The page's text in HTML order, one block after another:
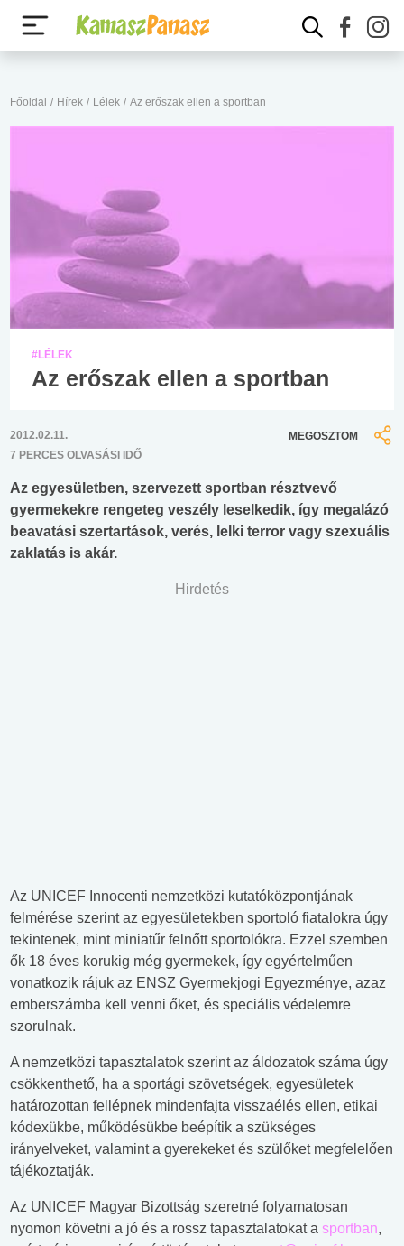
Főoldal / Hírek / Lélek / Az erőszak ellen a sportban
#LÉLEK
Az erőszak ellen a sportban
2012.02.11.
7 PERCES OLVASÁSI IDŐ
MEGOSZTOM
Az egyesületben, szervezett sportban résztvevő
gyermekekre rengeteg veszély leselkedik, így megalázó
beavatási szertartások, verés, lelki terror vagy szexuális
zaklatás is akár.
Hirdetés
Az UNICEF Innocenti nemzetközi kutatóközpontjának
felmérése szerint az egyesületekben sportoló fiatalokra úgy
tekintenek, mint miniatűr felnőtt sportolókra. Ezzel szemben
ők 18 éves korukig még gyermekek, így egyértelműen
vonatkozik rájuk az ENSZ Gyermekjogi Egyezménye, azaz
emberszámba kell venni őket, és speciális védelemre
szorulnak.
A nemzetközi tapasztalatok szerint az áldozatok száma úgy
csökkenthető, ha a sportági szövetségek, egyesületek
határozottan fellépnek mindenfajta visszaélés ellen, etikai
kódexükbe, működésükbe beépítik a szükséges
irányelveket, valamint a gyerekeket és szülőket megfelelően
tájékoztatják.
Az UNICEF Magyar Bizottság szeretné folyamatosan
nyomon követni a jó és a rossz tapasztalatokat a sportban,